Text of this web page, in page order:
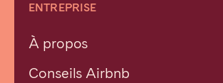
ENTREPRISE
À propos
Conseils Airbnb